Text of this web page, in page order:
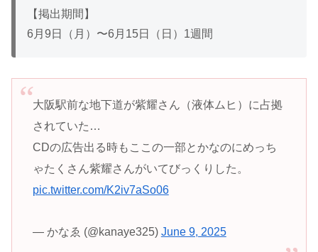
【掲出期間】
6月9日（月）〜6月15日（日）1週間
大阪駅前な地下道が紫耀さん（液体ムヒ）に占拠
されていた…
CDの広告出る時もここの一部とかなのにめっち
ゃたくさん紫耀さんがいてびっくりした。
pic.twitter.com/K2iv7aSo06
— かなゑ (@kanaye325) June 9, 2025